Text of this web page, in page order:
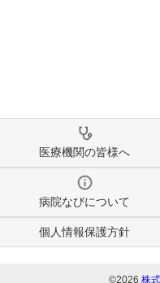
医療機関の皆様へ
病院なびについて
個人情報保護方針
©2026 株